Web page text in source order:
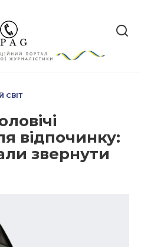
СВІТ
відпочинку:
звернути